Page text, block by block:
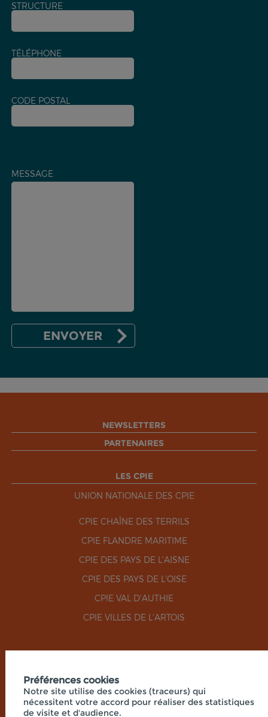
STRUCTURE
TÉLÉPHONE
CODE POSTAL
MESSAGE
NEWSLETTERS
PARTENAIRES
LES CPIE
UNION NATIONALE DES CPIE
CPIE CHAÎNE DES TERRILS
CPIE FLANDRE MARITIME
CPIE DES PAYS DE L'AISNE
CPIE DES PAYS DE L'OISE
CPIE VAL D'AUTHIE
CPIE VILLES DE L'ARTOIS
Préférences cookies
Notre site utilise des cookies (traceurs) qui
nécessitent votre accord pour réaliser des statistiques
de visite et d'audience.